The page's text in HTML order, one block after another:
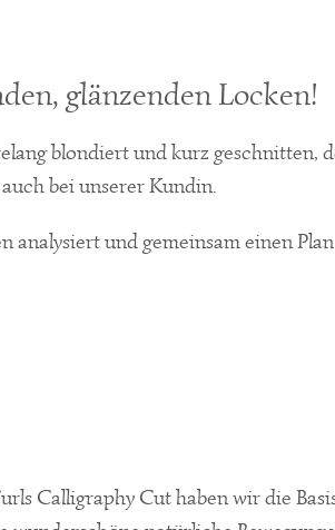
glänzenden Locken!
blondiert und kurz geschnitten,
bei unserer Kundin.
und gemeinsam einen Plan
Calligraphy Cut haben wir die